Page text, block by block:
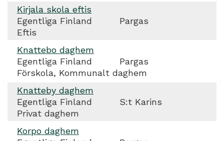
Kirjala skola eftis
Egentliga Finland
Pargas
Eftis
Knattebo daghem
Egentliga Finland
Pargas
Förskola, Kommunalt daghem
Knatteby daghem
Egentliga Finland
S:t Karins
Privat daghem
Korpo daghem